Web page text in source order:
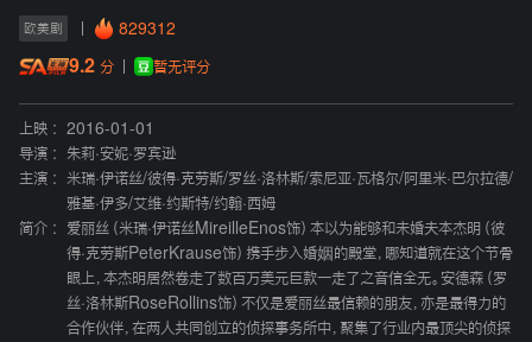
欧美剧 829312
9.2 分 暂无评分
上映 :
2016-01-01
导演 :
朱莉·安妮·罗宾逊
主演 :
米瑞·伊诺丝/彼得·克劳斯/罗丝·洛林斯/索尼亚·瓦格尔/阿里米·巴尔拉德/
雅基·伊多/艾维·约斯特/约翰·西姆
简介 :
爱丽丝（米瑞·伊诺丝MireilleEnos饰）本以为能够和未婚夫本杰明（彼
得·克劳斯PeterKrause饰）携手步入婚姻的殿堂，哪知道就在这个节骨
眼上，本杰明居然卷走了数百万美元巨款一走了之音信全无。安德森（罗
丝·洛林斯RoseRollins饰）不仅是爱丽丝最信赖的朋友，亦是最得力的
合作伙伴，在两人共同创立的侦探事务所中，聚集了行业内最顶尖的侦探